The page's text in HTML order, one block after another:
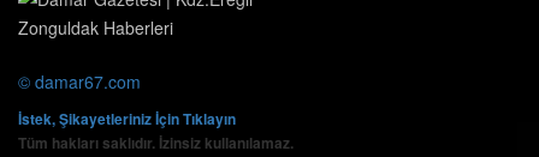
© damar67.com
İstek, Şikayetleriniz İçin Tıklayın
Tüm hakları saklıdır. İzinsiz kullanılamaz.